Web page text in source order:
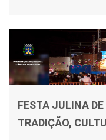
FESTA JULINA DE
TRADIÇÃO,